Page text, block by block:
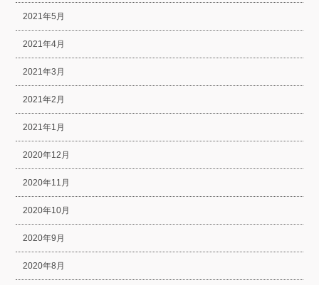
2021年5月
2021年4月
2021年3月
2021年2月
2021年1月
2020年12月
2020年11月
2020年10月
2020年9月
2020年8月